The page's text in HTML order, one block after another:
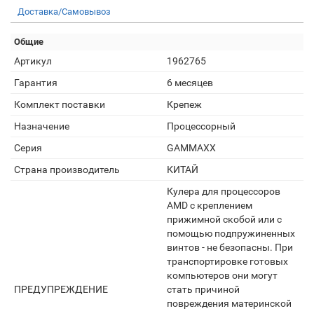
Доставка/Самовывоз
Общие
Артикул
1962765
Гарантия
6 месяцев
Комплект поставки
Крепеж
Назначение
Процессорный
Серия
GAMMAXX
Страна производитель
КИТАЙ
ПРЕДУПРЕЖДЕНИЕ
Кулера для процессоров
AMD с креплением
прижимной скобой или с
помощью подпружиненных
винтов - не безопасны. При
транспортировке готовых
компьютеров они могут
стать причиной
повреждения материнской